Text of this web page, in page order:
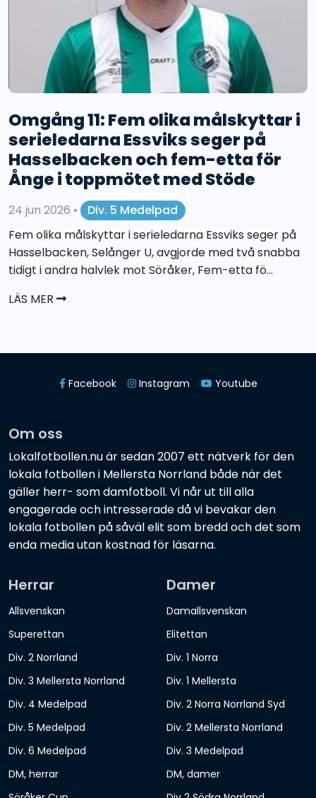
Omgång 11: Fem olika målskyttar i
serieledarna Essviks seger på
Hasselbacken och fem-etta för
Ånge i toppmötet med Stöde
24 jun 2026 •
Div. 5 Medelpad
Fem olika målskyttar i serieledarna Essviks seger på
Hasselbacken, Selånger U, avgjorde med två snabba
tidigt i andra halvlek mot Söråker, Fem-etta fö...
LÄS MER
Facebook Instagram Youtube
Om oss
Lokalfotbollen.nu är sedan 2007 ett nätverk för den
lokala fotbollen i Mellersta Norrland både när det
gäller herr- som damfotboll. Vi når ut till alla
engagerade och intresserade då vi bevakar den
lokala fotbollen på såväl elit som bredd och det som
enda media utan kostnad för läsarna.
Herrar
Allsvenskan
Superettan
Div. 2 Norrland
Div. 3 Mellersta Norrland
Div. 4 Medelpad
Div. 5 Medelpad
Div. 6 Medelpad
DM, herrar
Damer
Damallsvenskan
Elitettan
Div. 1 Norra
Div. 1 Mellersta
Div. 2 Norra Norrland Syd
Div. 2 Mellersta Norrland
Div. 3 Medelpad
DM, damer